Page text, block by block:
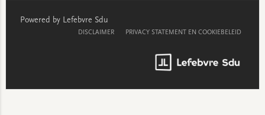
Powered by Lefebvre Sdu
DISCLAIMER PRIVACY STATEMENT EN COOKIEBELEID